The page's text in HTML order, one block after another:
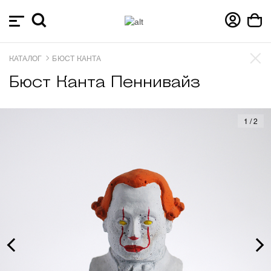
КАТАЛОГ БЮСТ КАНТА
Бюст Канта Пеннивайз
1 /2